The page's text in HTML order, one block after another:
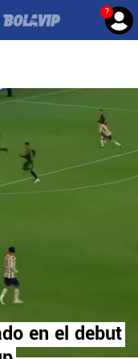
?
en el debut